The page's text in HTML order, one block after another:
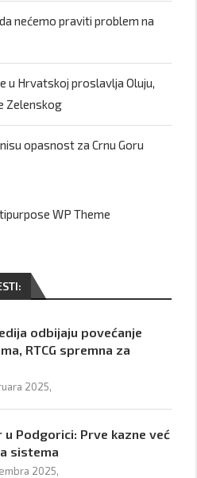
nećemo praviti problem na
u Hrvatskoj proslavlja Oluju,
Zelenskog
opasnost za Crnu Goru
odbijaju povećanje
RTCG spremna za
2025,
u Podgorici: Prve kazne već
sistema
2025,